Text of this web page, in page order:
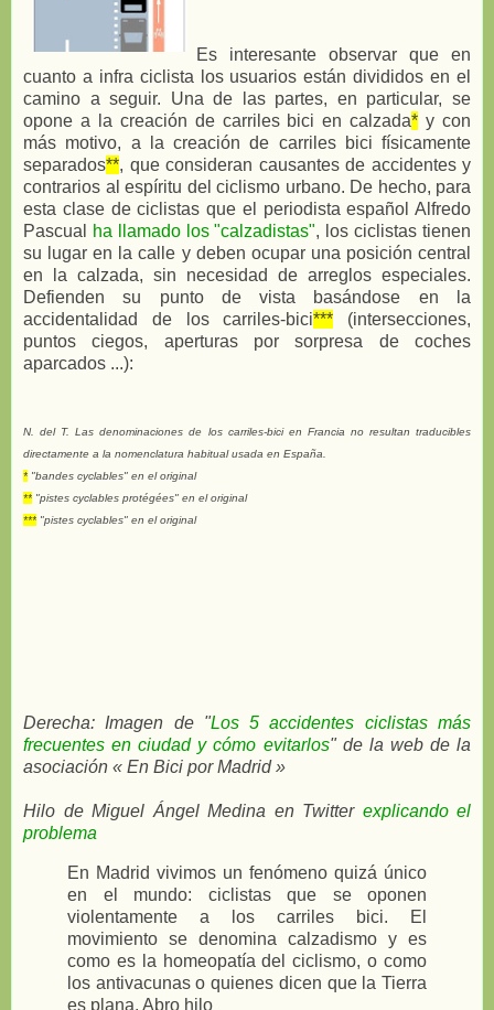
Es interesante observar que en
cuanto a infra ciclista los usuarios están divididos en el
camino a seguir. Una de las partes, en particular, se
opone a la creación de carriles bici en calzada* y con
más motivo, a la creación de carriles bici físicamente
separados**, que consideran causantes de accidentes y
contrarios al espíritu del ciclismo urbano. De hecho, para
esta clase de ciclistas que el periodista español Alfredo
Pascual
ha llamado los "calzadistas", los ciclistas tienen
su lugar en la calle y deben ocupar una posición central
en la calzada, sin necesidad de arreglos especiales.
Defienden su punto de vista basándose en la
accidentalidad de los carriles-bici*** (intersecciones,
puntos ciegos, aperturas por sorpresa de coches
aparcados ...):
N. del T. Las denominaciones de los carriles-bici en Francia no resultan traducibles
directamente a la nomenclatura habitual usada en España.
* "bandes cyclables" en el original
** "pistes cyclables protégées" en el original
*** "pistes cyclables" en el original
Derecha: Imagen de "Los 5 accidentes ciclistas más
frecuentes en ciudad y cómo evitarlos" de la web de la
asociación « En Bici por Madrid »
Hilo de Miguel Ángel Medina en Twitter explicando el
problema
En Madrid vivimos un fenómeno quizá único
en el mundo: ciclistas que se oponen
violentamente a los carriles bici. El
movimiento se denomina calzadismo y es
como es la homeopatía del ciclismo, o como
los antivacunas o quienes dicen que la Tierra
es plana. Abro hilo